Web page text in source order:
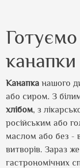
Готуємо
канапки
Канапка нашого
або сиром. З
хлібом, з
російським або
маслом або без -
витворів. Зараз
гастрономічних